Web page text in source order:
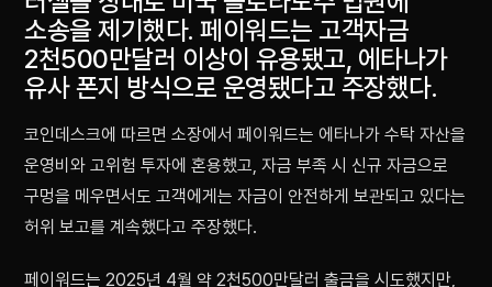
소송을 제기했다. 페이워드는 고객자금
2천500만달러 이상이 유용됐고, 에타나가
유사 폰지 방식으로 운영됐다고 주장했다.
코인데스크에 따르면 소장에서 페이워드는 에타나가 수탁 자산을
운영비와 고위험 투자에 혼용했고, 자금 부족 시 신규 자금으로
구멍을 메우면서도 고객에게는 자금이 안전하게 보관되고 있다는
허위 보고를 계속했다고 주장했다.
페이워드는 2025년 4월 약 2천500만달러 출금을 시도했지만,